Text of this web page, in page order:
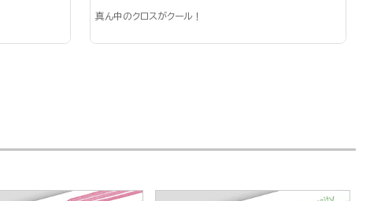
真ん中のクロスがクール！